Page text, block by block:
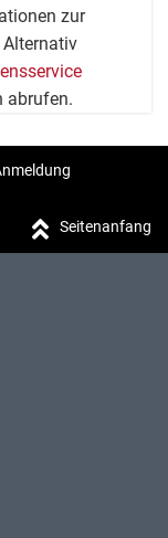
zur
abrufen.
Seitenanfang